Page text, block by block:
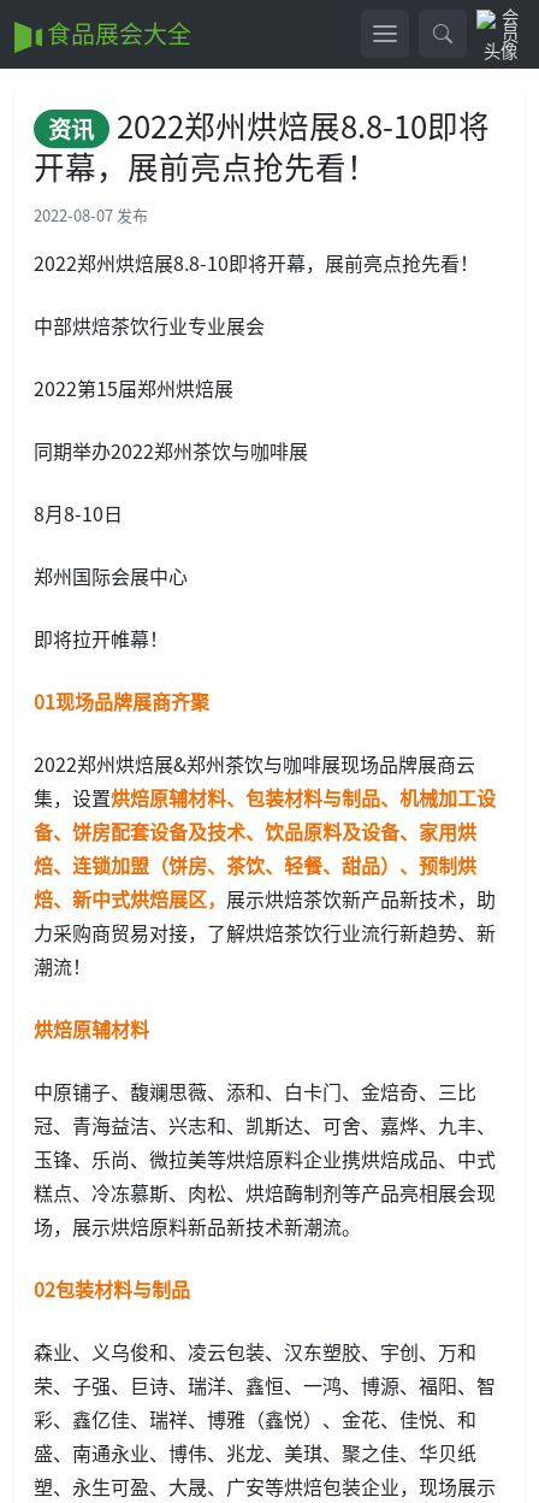
食品展会大全
资讯 2022郑州烘焙展8.8-10即将
开幕，展前亮点抢先看！
2022-08-07 发布
2022郑州烘焙展8.8-10即将开幕，展前亮点抢先看！
中部烘焙茶饮行业专业展会
2022第15届郑州烘焙展
同期举办2022郑州茶饮与咖啡展
8月8-10日
郑州国际会展中心
即将拉开帷幕！
01现场品牌展商齐聚
2022郑州烘焙展&郑州茶饮与咖啡展现场品牌展商云
集，设置烘焙原辅材料、包装材料与制品、机械加工设
备、饼房配套设备及技术、饮品原料及设备、家用烘
焙、连锁加盟（饼房、茶饮、轻餐、甜品）、预制烘
焙、新中式烘焙展区， 展示烘焙茶饮新产品新技术，助
力采购商贸易对接，了解烘焙茶饮行业流行新趋势、新
潮流！
烘焙原辅材料
中原铺子、馥斓思薇、添和、白卡门、金焙奇、三比
冠、青海益洁、兴志和、凯斯达、可舍、嘉烨、九丰、
玉锋、乐尚、微拉美等烘焙原料企业携烘焙成品、中式
糕点、冷冻慕斯、肉松、烘焙酶制剂等产品亮相展会现
场，展示烘焙原料新品新技术新潮流。
02包装材料与制品
森业、义乌俊和、凌云包装、汉东塑胶、宇创、万和
荣、子强、巨诗、瑞洋、鑫恒、一鸿、博源、福阳、智
彩、鑫亿佳、瑞祥、博雅（鑫悦）、金花、佳悦、和
盛、南通永业、博伟、兆龙、美琪、聚之佳、华贝纸
塑、永生可盈、大晟、广安等烘焙包装企业，现场展示